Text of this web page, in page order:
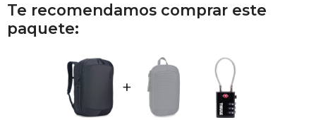
Te recomendamos comprar este
paquete:
+